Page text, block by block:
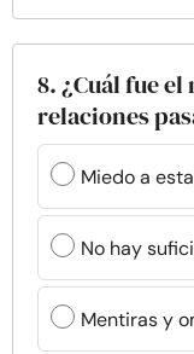
8. ¿Cuál fue
relaciones
Miedo a
No hay
Mentiras y